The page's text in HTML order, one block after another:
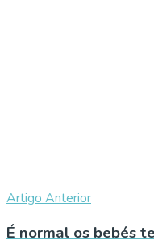
Artigo Anterior
É normal os bebés